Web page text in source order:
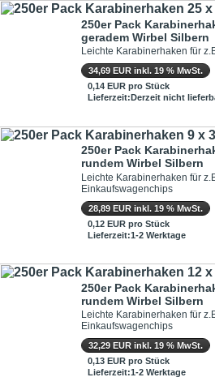
250er Pack
geradem Wirbel Silbern
Leichte Karabinerhaken für
34,69 EUR inkl. 19 % MwSt.
0,14 EUR pro Stück
Lieferzeit:Derzeit nicht
250er Pack
rundem Wirbel Silbern
Leichte Karabinerhaken für
Einkaufswagenchips
28,89 EUR inkl. 19 % MwSt.
0,12 EUR pro Stück
Lieferzeit:1-2 Werktage
250er Pack
rundem Wirbel Silbern
Leichte Karabinerhaken für
Einkaufswagenchips
32,29 EUR inkl. 19 % MwSt.
0,13 EUR pro Stück
Lieferzeit:1-2 Werktage